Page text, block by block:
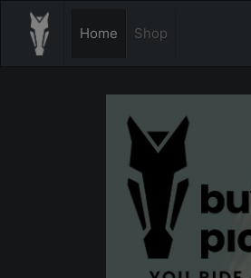
Home Shop